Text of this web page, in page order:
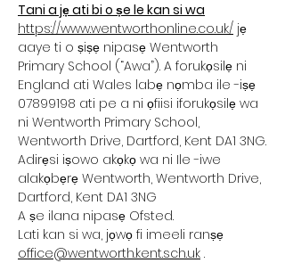
Tani a jẹ ati bi o ṣe le kan si wa
https://www.wentworthonline.co.uk/ jẹ
aaye ti o ṣiṣẹ nipasẹ Wentworth
Primary School (“Awa”). A forukọsilẹ ni
England ati Wales labẹ nọmba ile -iṣẹ
07899198 ati pe a ni ọfiisi iforukọsilẹ wa
ni Wentworth Primary School,
Wentworth Drive, Dartford, Kent DA1 3NG.
Adirẹsi iṣowo akọkọ wa ni Ile -iwe
alakọbẹrẹ Wentworth, Wentworth Drive,
Dartford, Kent DA1 3NG
A ṣe ilana nipasẹ Ofsted.
Lati kan si wa, jọwọ fi imeeli ranṣẹ
office@wentworth.kent.sch.uk .